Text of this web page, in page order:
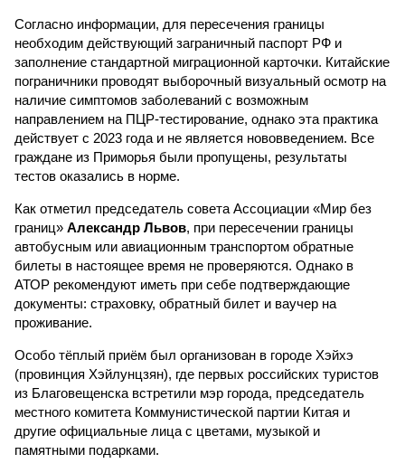
Согласно информации, для пересечения границы
необходим действующий заграничный паспорт РФ и
заполнение стандартной миграционной карточки. Китайские
пограничники проводят выборочный визуальный осмотр на
наличие симптомов заболеваний с возможным
направлением на ПЦР-тестирование, однако эта практика
действует с 2023 года и не является нововведением. Все
граждане из Приморья были пропущены, результаты
тестов оказались в норме.
Как отметил председатель совета Ассоциации «Мир без
границ» Александр Львов, при пересечении границы
автобусным или авиационным транспортом обратные
билеты в настоящее время не проверяются. Однако в
АТОР рекомендуют иметь при себе подтверждающие
документы: страховку, обратный билет и ваучер на
проживание.
Особо тёплый приём был организован в городе Хэйхэ
(провинция Хэйлунцзян), где первых российских туристов
из Благовещенска встретили мэр города, председатель
местного комитета Коммунистической партии Китая и
другие официальные лица с цветами, музыкой и
памятными подарками.